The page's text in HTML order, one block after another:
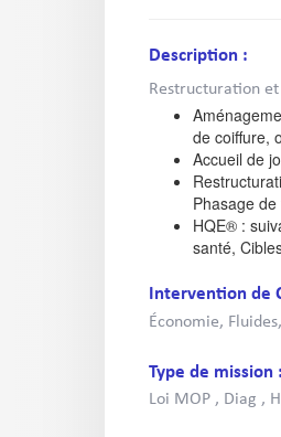
Description :
Restructuration
de coiffure,
Accueil de
Phasage
HQE® :
santé,
Intervention de
Économie,
Type de mission :
Loi MOP , Diag ,